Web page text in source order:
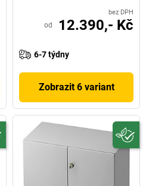
bez DPH
od 12.390,- Kč
6-7 týdny
Zobrazit 6 variant